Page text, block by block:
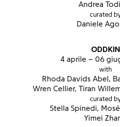
Andrea
curated
Daniele
ODDKIN
4 aprile – 06
with
Rhoda Davids Abel,
Wren Cellier, Tiran
curated
Stella Spinedi,
Yimei